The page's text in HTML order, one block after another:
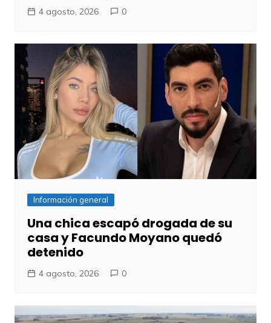
4 agosto, 2026 0
Información general
Una chica escapó drogada de su
casa y Facundo Moyano quedó
detenido
4 agosto, 2026 0